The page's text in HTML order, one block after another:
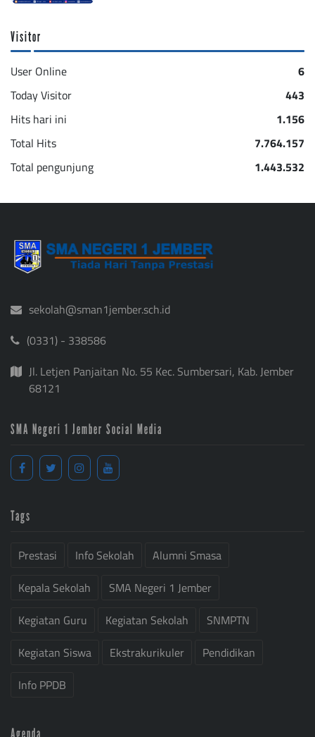
Visitor
User Online
6
Today Visitor
443
Hits hari ini
1.156
Total Hits
7.764.157
Total pengunjung
1.443.532
sekolah@sman1jember.sch.id
(0331) - 338586
Jl. Letjen Panjaitan No. 55 Kec. Sumbersari, Kab. Jember
68121
SMA Negeri 1 Jember Social Media
Tags
Prestasi Info Sekolah
Alumni Smasa
Kepala Sekolah
SMA Negeri 1 Jember
Kegiatan Guru
Kegiatan Sekolah
SNMPTN
Kegiatan Siswa
Ekstrakurikuler
Pendidikan
Info PPDB
Agenda